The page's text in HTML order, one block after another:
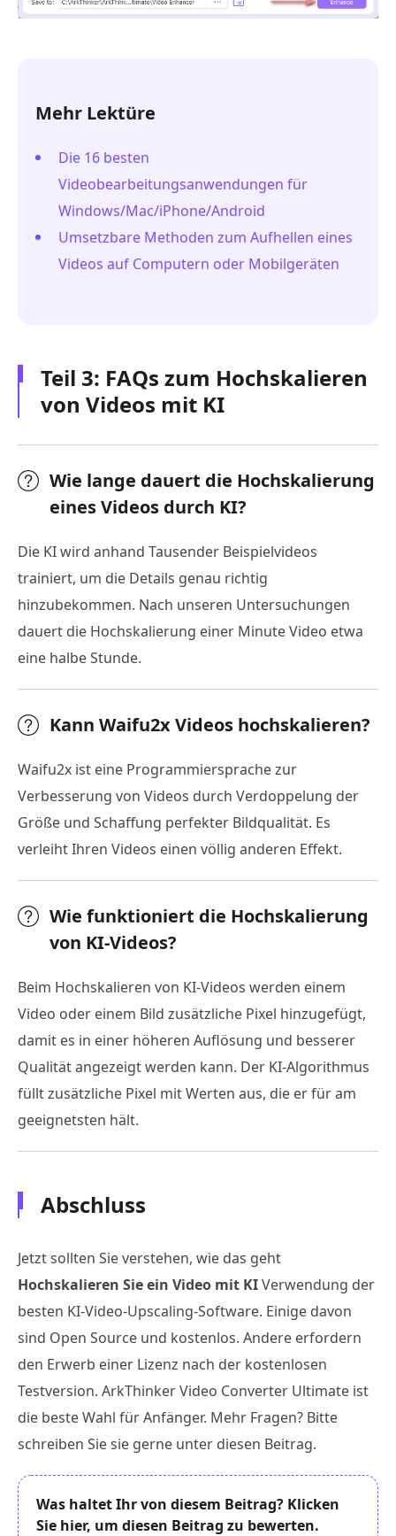
Mehr Lektüre
Die 16 besten
Videobearbeitungsanwendungen für
Windows/Mac/iPhone/Android
Umsetzbare Methoden zum Aufhellen eines
Videos auf Computern oder Mobilgeräten
Teil 3: FAQs zum Hochskalieren
von Videos mit KI
Wie lange dauert die Hochskalierung
eines Videos durch KI?
Die KI wird anhand Tausender Beispielvideos
trainiert, um die Details genau richtig
hinzubekommen. Nach unseren Untersuchungen
dauert die Hochskalierung einer Minute Video etwa
eine halbe Stunde.
Kann Waifu2x Videos hochskalieren?
Waifu2x ist eine Programmiersprache zur
Verbesserung von Videos durch Verdoppelung der
Größe und Schaffung perfekter Bildqualität. Es
verleiht Ihren Videos einen völlig anderen Effekt.
Wie funktioniert die Hochskalierung
von KI-Videos?
Beim Hochskalieren von KI-Videos werden einem
Video oder einem Bild zusätzliche Pixel hinzugefügt,
damit es in einer höheren Auflösung und besserer
Qualität angezeigt werden kann. Der KI-Algorithmus
füllt zusätzliche Pixel mit Werten aus, die er für am
geeignetsten hält.
Abschluss
Jetzt sollten Sie verstehen, wie das geht
Hochskalieren Sie ein Video mit KIVerwendung der
besten KI-Video-Upscaling-Software. Einige davon
sind Open Source und kostenlos. Andere erfordern
den Erwerb einer Lizenz nach der kostenlosen
Testversion. ArkThinker Video Converter Ultimate ist
die beste Wahl für Anfänger. Mehr Fragen? Bitte
schreiben Sie sie gerne unter diesen Beitrag.
Was haltet Ihr von diesem Beitrag? Klicken
Sie hier, um diesen Beitrag zu bewerten.